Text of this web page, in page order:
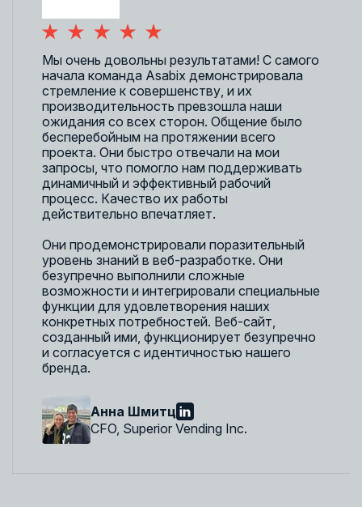
Мы очень довольны результатами! С самого
начала команда Asabix демонстрировала
стремление к совершенству, и их
производительность превзошла наши
ожидания со всех сторон. Общение было
бесперебойным на протяжении всего
проекта. Они быстро отвечали на мои
запросы, что помогло нам поддерживать
динамичный и эффективный рабочий
процесс. Качество их работы
действительно впечатляет.
Они продемонстрировали поразительный
уровень знаний в веб-разработке. Они
безупречно выполнили сложные
возможности и интегрировали специальные
функции для удовлетворения наших
конкретных потребностей. Веб-сайт,
созданный ими, функционирует безупречно
и согласуется с идентичностью нашего
бренда.
Анна Шмитц
CFO, Superior Vending Inc.